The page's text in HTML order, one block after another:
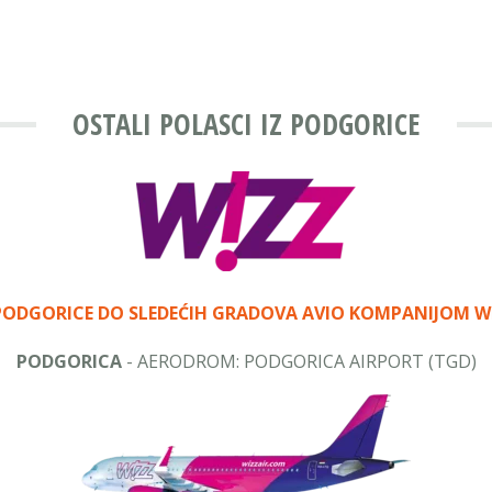
OSTALI POLASCI IZ PODGORICE
DO SLEDEĆIH GRADOVAAVIO KOMPANIJOM
PODGORICA- AERODROM: PODGORICA AIRPORT (TGD)